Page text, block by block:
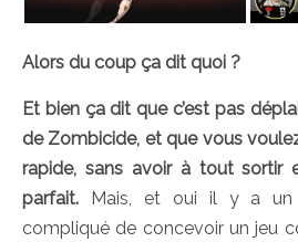
Alors du coup ça dit quoi ?
Et bien ça dit que c’est pas
de Zombicide, et que vous
rapide, sans avoir à tout sortir
parfait. Mais, et oui il y a un
compliqué de concevoir un jeu